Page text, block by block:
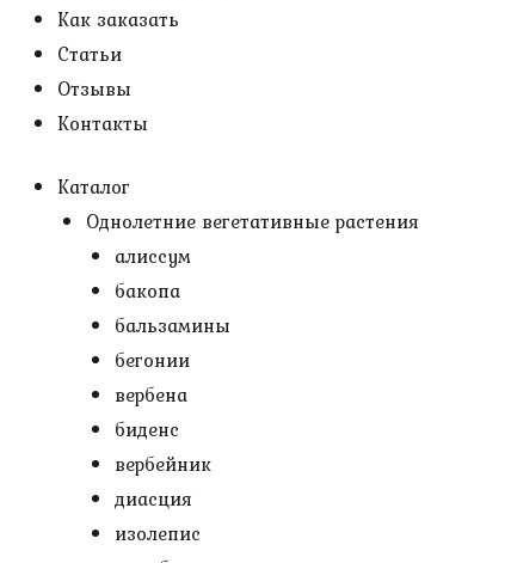
Как заказать
Статьи
Отзывы
Контакты
Каталог
Однолетние вегетативные растения
алиссум
бакопа
бальзамины
бегонии
вербена
биденс
вербейник
диасция
изолепис